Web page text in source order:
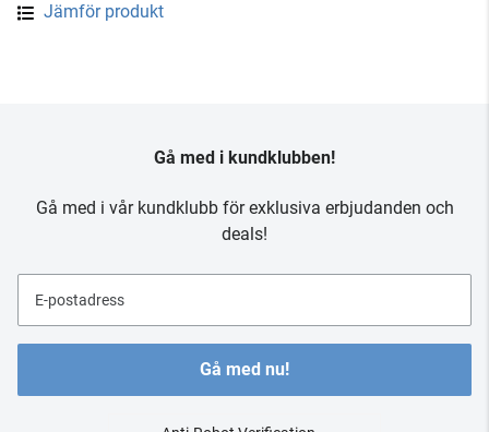
Jämför produkt
Gå med i kundklubben!
Gå med i vår kundklubb för exklusiva erbjudanden och
deals!
E-postadress
Gå med nu!